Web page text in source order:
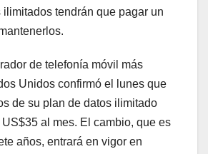
ilimitados tendrán que pagar un
de telefonía móvil más
Unidos confirmó el lunes que
de su plan de datos ilimitado
al mes. El cambio, que es
años, entrará en vigor en